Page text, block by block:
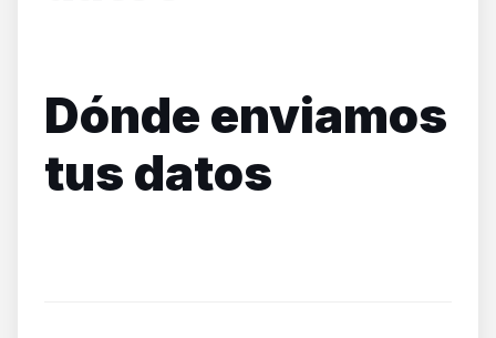
Dónde enviamos
tus datos